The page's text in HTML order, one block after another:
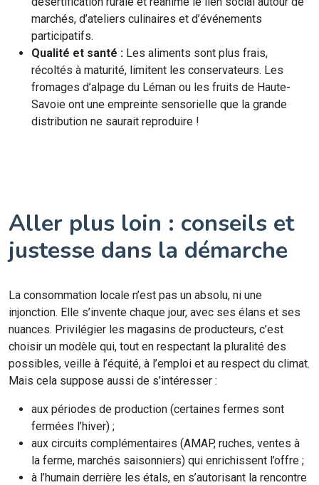
marchés, d’ateliers culinaires et d’événements
participatifs.
Qualité et santé : Les aliments sont plus frais,
récoltés à maturité, limitent les conservateurs. Les
fromages d’alpage du Léman ou les fruits de Haute-
Savoie ont une empreinte sensorielle que la grande
distribution ne saurait reproduire !
Aller plus loin : conseils et
justesse dans la démarche
La consommation locale n’est pas un absolu, ni une
injonction. Elle s’invente chaque jour, avec ses élans et ses
nuances. Privilégier les magasins de producteurs, c’est
choisir un modèle qui, tout en respectant la pluralité des
possibles, veille à l’équité, à l’emploi et au respect du climat.
Mais cela suppose aussi de s’intéresser :
aux périodes de production (certaines fermes sont
fermées l’hiver) ;
aux circuits complémentaires (AMAP, ruches, ventes à
la ferme, marchés saisonniers) qui enrichissent l’offre ;
à l’humain derrière les étals, en s’autorisant la rencontre